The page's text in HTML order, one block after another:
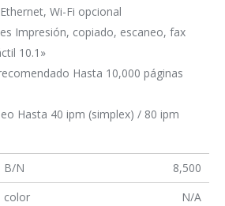
Wi-Fi opcional
Impresión, copiado, escaneo, fax
10.1»
Hasta 10,000 páginas
Hasta 40 ipm (simplex) / 80 ipm
B/N
8,500
color
N/A